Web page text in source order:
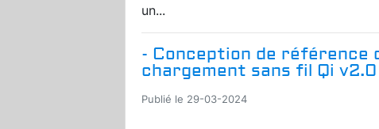
un...
- Conception de référence
chargement sans fil Qi
Publié le 29-03-2024